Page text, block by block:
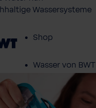
Wassersysteme
Shop
Wasser von BWT
Produkte für
zuhause